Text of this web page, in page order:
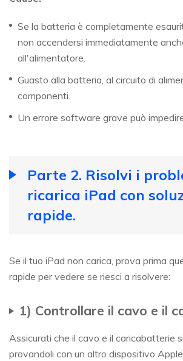
Se la batteria è completamente
non accendersi immediatamente
all'alimentatore.
Guasto alla batteria, al circuito di
componenti.
Un errore software grave può
Parte 2. Risolvi i
ricarica iPad con
rapide.
Se il tuo iPad non carica, prova prima
rapide per vedere se riesci a risolvere:
1) Controllare il cavo e il
Assicurati che il cavo e il caricabatterie
provandoli con un altro dispositivo